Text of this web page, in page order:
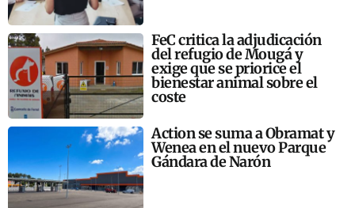
FeC critica la adjudicación
del refugio de Mougá y
exige que se priorice el
bienestar animal sobre el
coste
Action se suma a Obramat y
Wenea en el nuevo Parque
Gándara de Narón